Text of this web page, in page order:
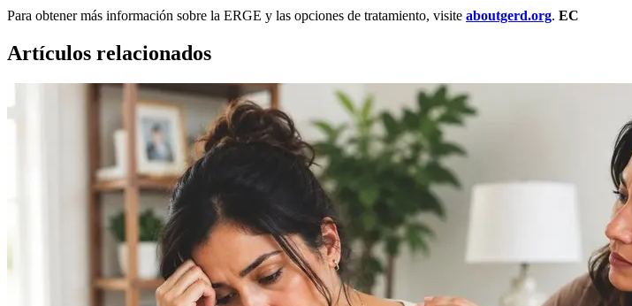
Para obtener más información sobre la ERGE y las opciones de tratamiento, visite aboutgerd.org. EC
Artículos relacionados